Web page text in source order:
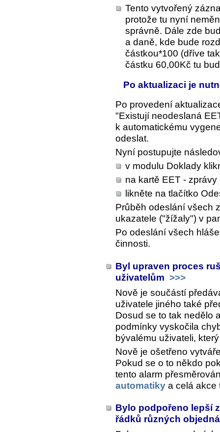
Tento vytvořený
protože tu nyní
správně. Dále zde
a daně, kde bude
částkou*100 (dříve
částku 60,00Kč tu
Po aktualizaci je
Po provedení
"Existují neodeslaná
k automatickému
odeslat.
Nyní postupujte
v modulu Doklady
na kartě EET -
likněte na tlačítko
Průběh odeslání všech
ukazatele ("žížaly") v
Po odeslání všech
činnosti.
Byl upraven proces
uživatelům >>>
Nově je součástí
uživatele jiného také
Dosud se to tak nedělo
podmínky vyskočila
bývalému uživateli,
Nově je ošetřeno
Pokud se o to někdo
tento alarm
automatiky a celá akce
Bylo podpořeno lepší
řádků různých